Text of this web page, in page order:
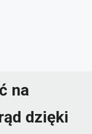
na
dzięki